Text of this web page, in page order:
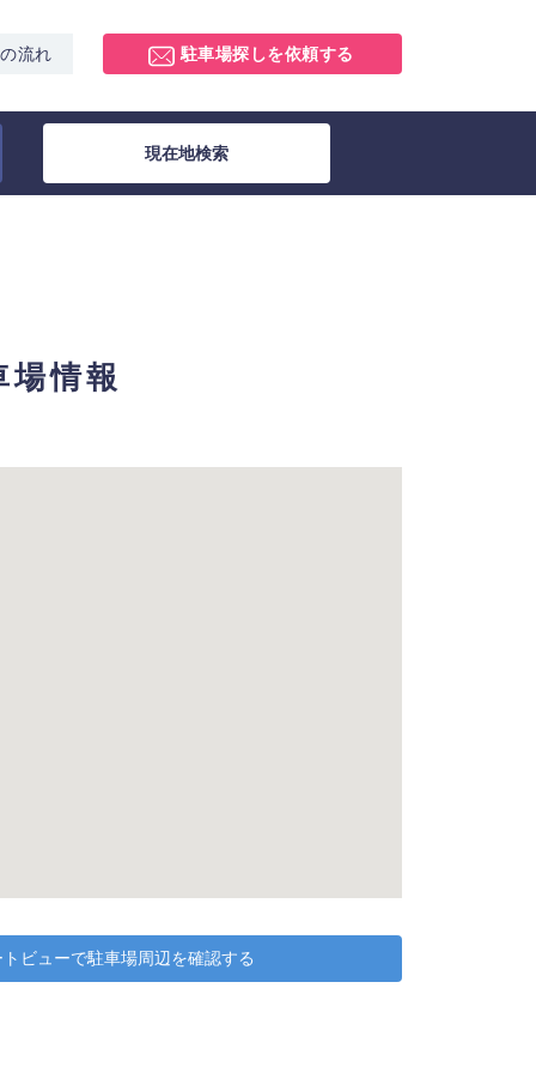
流れ 駐車場探しを依頼する
現在地検索
情報
ビューで駐車場周辺を確認する